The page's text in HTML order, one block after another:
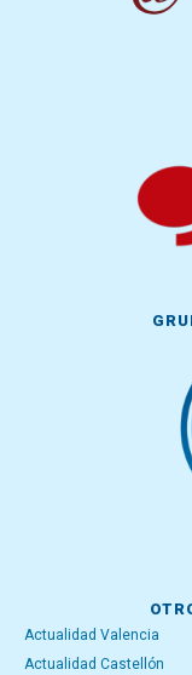
Actualidad Valencia
Actualidad Castellón